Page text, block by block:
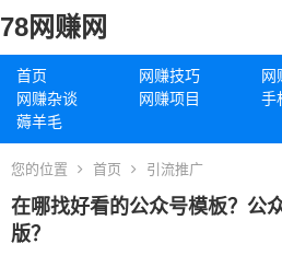
78网赚网
首页 网赚技巧 网
网赚杂谈
网赚项目 手
薅羊毛
您的位置 首页 引流推广
在哪找好看的公众号模板？公
版？